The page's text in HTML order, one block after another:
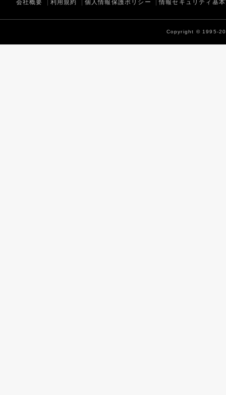
会社概要 利用規約 個人情報保護ポリシー 情報セキュリティ基
Copyright © 1995-